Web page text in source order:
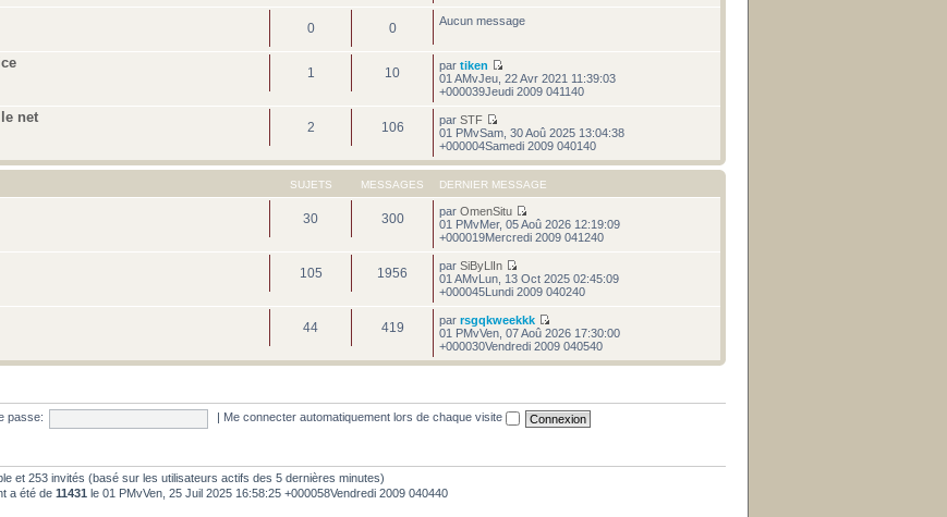
0 0 Aucun message
1 10 partiken
01 AMvJeu, 22 Avr 2021 11:39:03
+000039Jeudi 2009 041140
net
2 106 parSTF
01 PMvSam, 30 Aoû 2025 13:04:38
+000004Samedi 2009 040140
SUJETS MESSAGES DERNIER MESSAGE
30 300 parOmenSitu
01 PMvMer, 05 Aoû 2026 12:19:09
+000019Mercredi 2009 041240
105 1956 parSiByLlIn
01 AMvLun, 13 Oct 2025 02:45:09
+000045Lundi 2009 040240
44 419 parrsgqkweekkk
01 PMvVen, 07 Aoû 2026 17:30:00
+000030Vendredi 2009 040540
passe: Me connecter automatiquement lors de chaque visite
et 253 invités (basé sur les utilisateurs actifs des 5 dernières minutes)
a été de 11431 le 01 PMvVen, 25 Juil 2025 16:58:25 +000058Vendredi 2009 040440